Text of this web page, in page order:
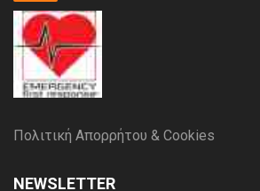
Πολιτική Απορρήτου & Cookies
NEWSLETTER